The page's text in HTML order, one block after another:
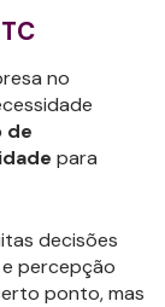
no
de
para
decisões
percepção
ponto, mas